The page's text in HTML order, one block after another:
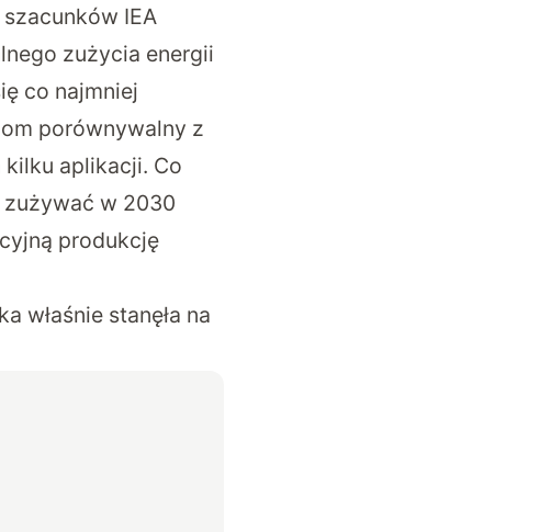
szacunków IEA
zużycia energii
co najmniej
porównywalny z
kilku aplikacji. Co
w 2030
produkcję
właśnie stanęła na